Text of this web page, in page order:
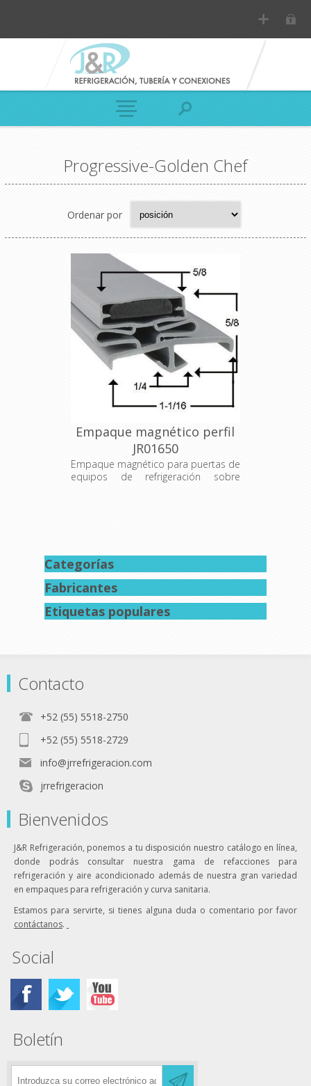
Progressive-Golden Chef
Ordenar por
Empaque magnético perfil
JR01650
Empaque magnético para puertas de
equipos de refrigeración sobre
Categorías
Fabricantes
Etiquetas populares
Contacto
+52 (55) 5518-2750
+52 (55) 5518-2729
info@jrrefrigeracion.com
jrrefrigeracion
Bienvenidos
J&R Refrigeración, ponemos a tu disposición nuestro catálogo en línea,
donde podrás consultar nuestra gama de refacciones para
refrigeración y aire acondicionado además de nuestra gran variedad
en empaques para refrigeración y curva sanitaria.
Estamos para servirte, si tienes alguna duda o comentario por favor
contáctanos.
Social
Boletín